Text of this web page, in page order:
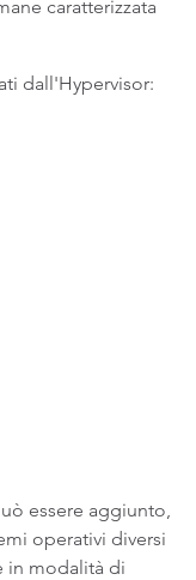
caratterizzata
dall'Hypervisor:
essere aggiunto,
operativi diversi
in modalità di